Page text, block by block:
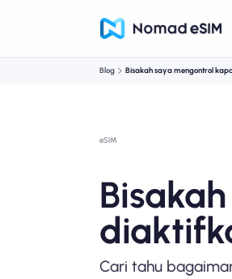
Blog Bisakah saya mengontrol
eSIM
Cari tahu